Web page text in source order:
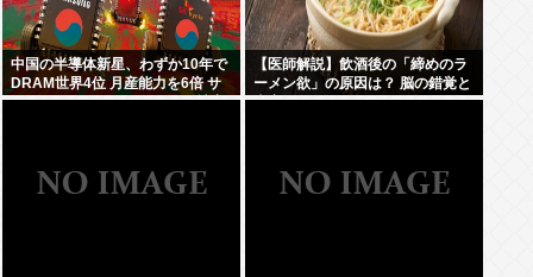
中国の半導体新星、わずか10年で
DRAM世界4位 月産能力を6倍 サ
ムスン・SK・マイクロンの3社寡
【医師解説】飲酒後の「締めのラ
ーメン欲」の原因は？ 脳の錯覚と
真実